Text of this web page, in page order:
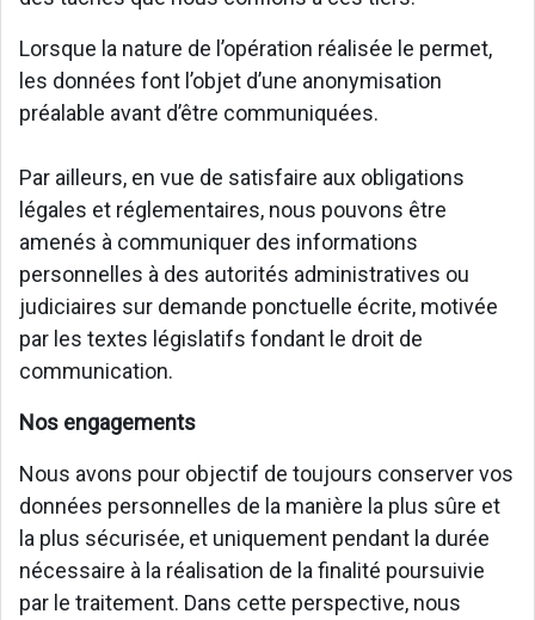
Lorsque la nature de l’opération réalisée le permet,
les données font l’objet d’une anonymisation
préalable avant d’être communiquées.
Par ailleurs, en vue de satisfaire aux obligations
légales et réglementaires, nous pouvons être
amenés à communiquer des informations
personnelles à des autorités administratives ou
judiciaires sur demande ponctuelle écrite, motivée
par les textes législatifs fondant le droit de
communication.
Nos engagements
Nous avons pour objectif de toujours conserver vos
données personnelles de la manière la plus sûre et
la plus sécurisée, et uniquement pendant la durée
nécessaire à la réalisation de la finalité poursuivie
par le traitement. Dans cette perspective, nous